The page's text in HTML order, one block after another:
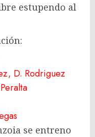
estupendo al
D. Rodriguez
se entreno